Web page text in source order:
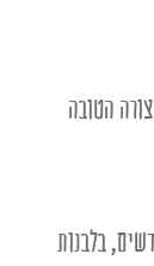
הטובה
בלבנות